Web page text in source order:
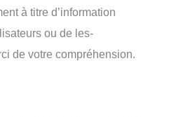
à titre d’information
ou de les-
de votre compréhension.